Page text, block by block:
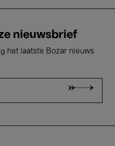
nieuwsbrief
het laatste Bozar nieuws